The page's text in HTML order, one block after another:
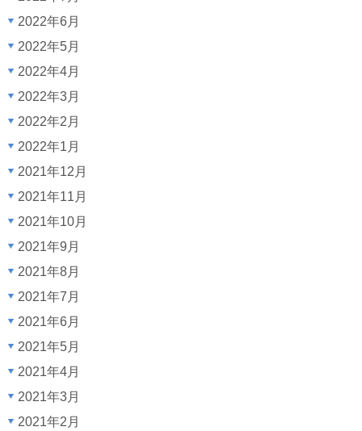
2022年6月
2022年5月
2022年4月
2022年3月
2022年2月
2022年1月
2021年12月
2021年11月
2021年10月
2021年9月
2021年8月
2021年7月
2021年6月
2021年5月
2021年4月
2021年3月
2021年2月